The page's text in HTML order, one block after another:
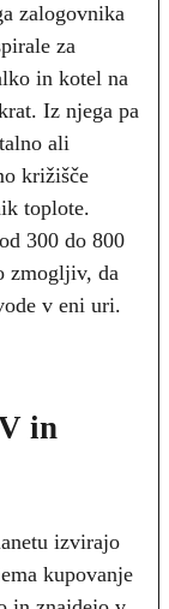
zalogovnika
za
in kotel na
Iz njega pa
ali
križišče
toplote.
300 do 800
zmogljiv, da
v eni uri.
in
izvirajo
kupovanje